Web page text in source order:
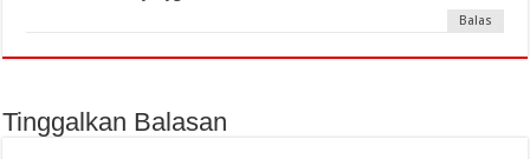
Balas
Tinggalkan Balasan